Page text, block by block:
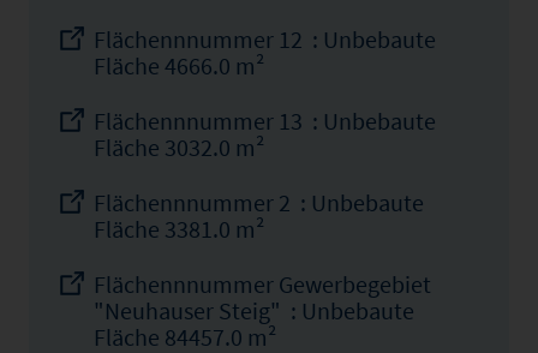
Flächennnummer 12 : Unbebaute
Fläche 4666.0 m²
Flächennnummer 13 : Unbebaute
Fläche 3032.0 m²
Flächennnummer 2 : Unbebaute
Fläche 3381.0 m²
Flächennnummer Gewerbegebiet
"Neuhauser Steig" : Unbebaute
Fläche 84457.0 m²